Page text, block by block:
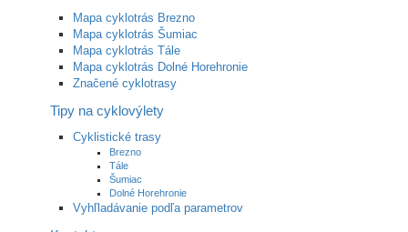
Mapa cyklotrás Brezno
Mapa cyklotrás Šumiac
Mapa cyklotrás Tále
Mapa cyklotrás Dolné Horehronie
Značené cyklotrasy
Tipy na cyklovýlety
Cyklistické trasy
Brezno
Tále
Šumiac
Dolné Horehronie
Vyhľladávanie podľa parametrov